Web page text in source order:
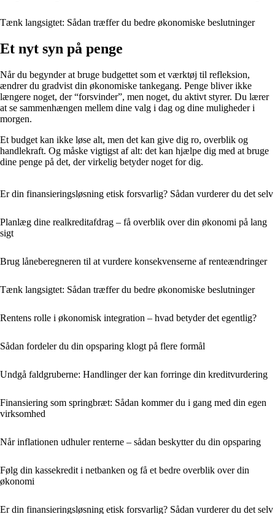
Tænk langsigtet: Sådan træffer du bedre økonomiske beslutninger
Et nyt syn på penge
Når du begynder at bruge budgettet som et værktøj til refleksion,
ændrer du gradvist din økonomiske tankegang. Penge bliver ikke
længere noget, der “forsvinder”, men noget, du aktivt styrer. Du lærer
at se sammenhængen mellem dine valg i dag og dine muligheder i
morgen.
Et budget kan ikke løse alt, men det kan give dig ro, overblik og
handlekraft. Og måske vigtigst af alt: det kan hjælpe dig med at bruge
dine penge på det, der virkelig betyder noget for dig.
Er din finansieringsløsning etisk forsvarlig? Sådan vurderer du det selv
Planlæg dine realkreditafdrag – få overblik over din økonomi på lang
sigt
Brug låneberegneren til at vurdere konsekvenserne af renteændringer
Tænk langsigtet: Sådan træffer du bedre økonomiske beslutninger
Rentens rolle i økonomisk integration – hvad betyder det egentlig?
Sådan fordeler du din opsparing klogt på flere formål
Undgå faldgruberne: Handlinger der kan forringe din kreditvurdering
Finansiering som springbræt: Sådan kommer du i gang med din egen
virksomhed
Når inflationen udhuler renterne – sådan beskytter du din opsparing
Følg din kassekredit i netbanken og få et bedre overblik over din
økonomi
Er din finansieringsløsning etisk forsvarlig? Sådan vurderer du det selv